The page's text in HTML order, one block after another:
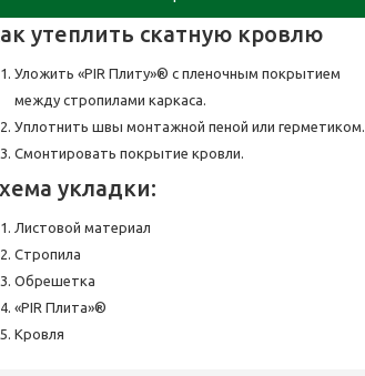
утеплить скатную кровлю
Уложить «PIR Плиту»® с пленочным покрытием
между стропилами каркаса.
Уплотнить швы монтажной пеной или герметиком.
Смонтировать покрытие кровли.
укладки:
Листовой материал
Стропила
Обрешетка
«PIR Плита»®
Кровля